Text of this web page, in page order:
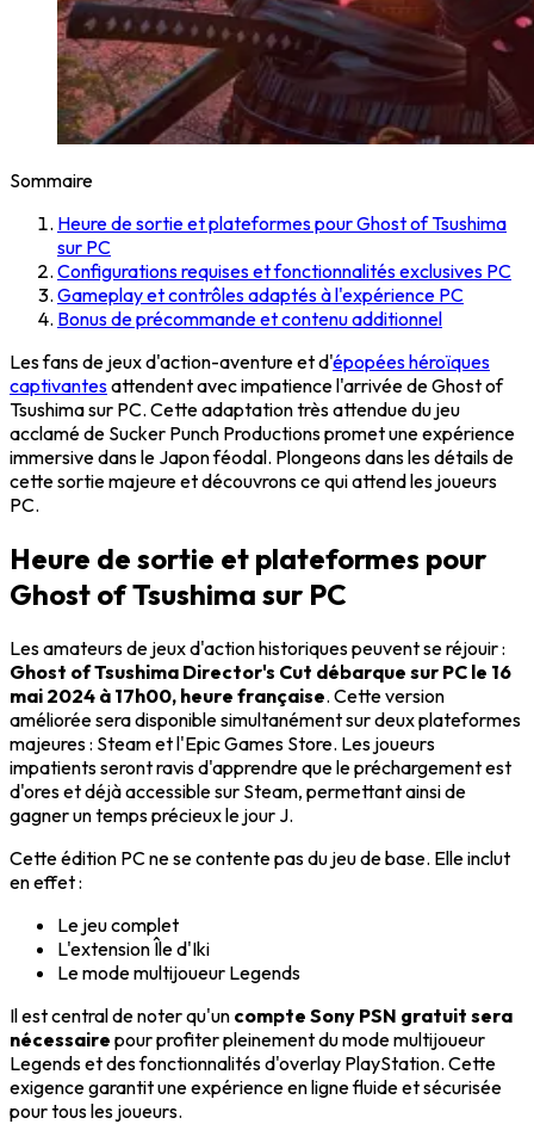
Sommaire
Heure de sortie et plateformes pour Ghost of Tsushima
sur PC
Configurations requises et fonctionnalités exclusives PC
Gameplay et contrôles adaptés à l'expérience PC
Bonus de précommande et contenu additionnel
Les fans de jeux d'action-aventure et d'épopées héroïques
captivantesattendent avec impatience l'arrivée de Ghost of
Tsushima sur PC. Cette adaptation très attendue du jeu
acclamé de Sucker Punch Productions promet une expérience
immersive dans le Japon féodal. Plongeons dans les détails de
cette sortie majeure et découvrons ce qui attend les joueurs
PC.
Heure de sortie et plateformes pour
Ghost of Tsushima sur PC
Les amateurs de jeux d'action historiques peuvent se réjouir :
Ghost of Tsushima Director's Cut débarque sur PC le 16
mai 2024 à 17h00, heure française. Cette version
améliorée sera disponible simultanément sur deux plateformes
majeures : Steam et l'Epic Games Store. Les joueurs
impatients seront ravis d'apprendre que le préchargement est
d'ores et déjà accessible sur Steam, permettant ainsi de
gagner un temps précieux le jour J.
Cette édition PC ne se contente pas du jeu de base. Elle inclut
en effet :
Le jeu complet
L'extension Île d'Iki
Le mode multijoueur Legends
Il est central de noter qu'un compte Sony PSN gratuit sera
nécessaire pour profiter pleinement du mode multijoueur
Legends et des fonctionnalités d'overlay PlayStation. Cette
exigence garantit une expérience en ligne fluide et sécurisée
pour tous les joueurs.